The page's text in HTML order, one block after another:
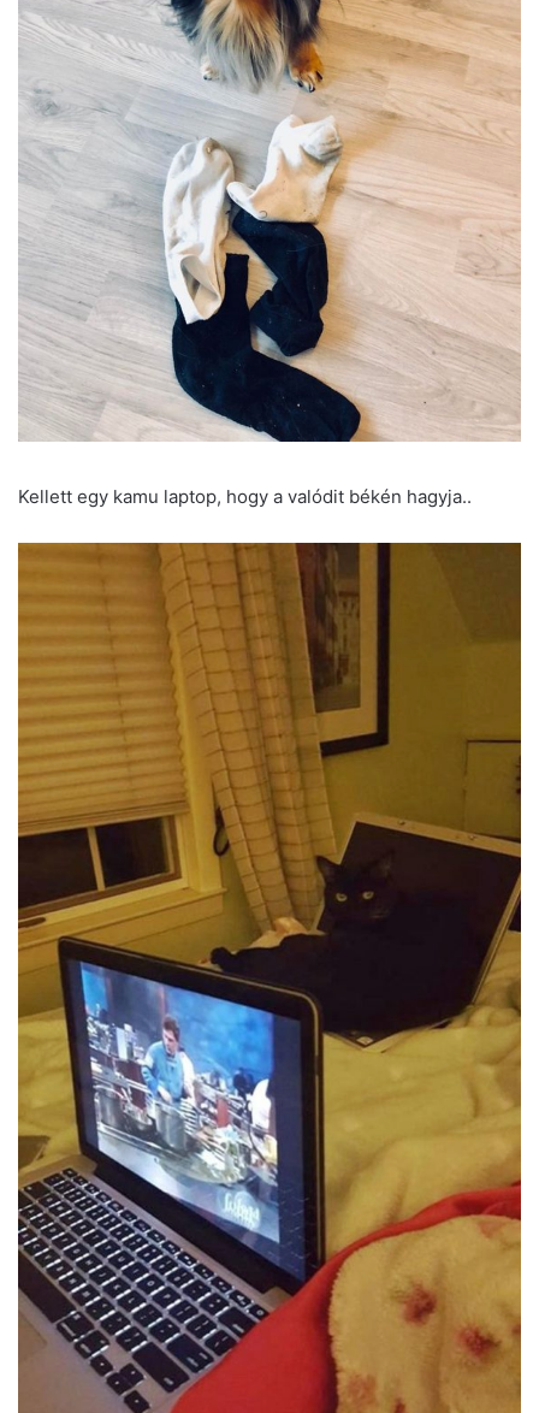
Kellett egy kamu laptop, hogy a valódit békén hagyja..